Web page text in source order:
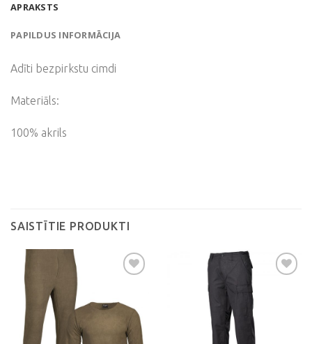
APRAKSTS
PAPILDUS INFORMĀCIJA
Adīti bezpirkstu cimdi
Materiāls:
100% akrils
SAISTĪTIE PRODUKTI
Pievienot
vēlmju
sarakstam